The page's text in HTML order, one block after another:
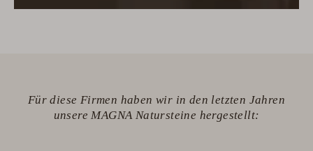
Für diese Firmen haben wir in den letzten Jahren
unsere MAGNA Natursteine hergestellt: